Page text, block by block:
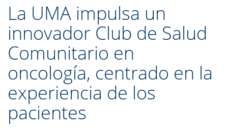
La UMA impulsa un
innovador Club de Salud
Comunitario en
oncología, centrado en la
experiencia de los
pacientes